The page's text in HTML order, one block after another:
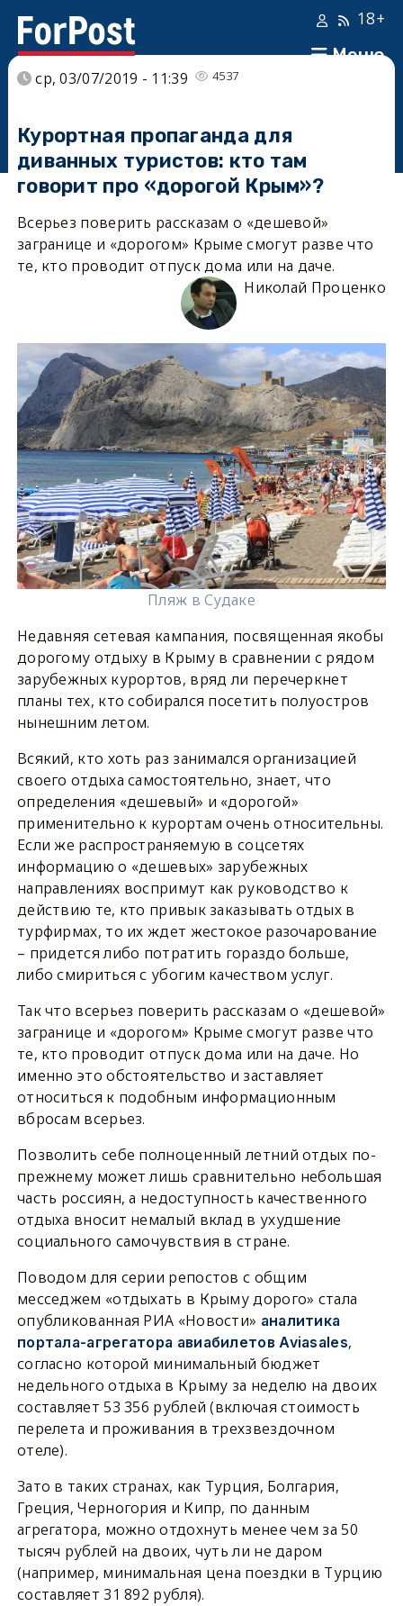
Меню
18+
ср, 03/07/2019 - 11:39 4537
Курортная пропаганда для
диванных туристов: кто там
говорит про «дорогой Крым»?
Всерьез поверить рассказам о «дешевой»
загранице и «дорогом» Крыме смогут разве что
те, кто проводит отпуск дома или на даче.
Николай Проценко
Пляж в Судаке
Недавняя сетевая кампания, посвященная якобы
дорогому отдыху в Крыму в сравнении с рядом
зарубежных курортов, вряд ли перечеркнет
планы тех, кто собирался посетить полуостров
нынешним летом.
Всякий, кто хоть раз занимался организацией
своего отдыха самостоятельно, знает, что
определения «дешевый» и «дорогой»
применительно к курортам очень относительны.
Если же распространяемую в соцсетях
информацию о «дешевых» зарубежных
направлениях воспримут как руководство к
действию те, кто привык заказывать отдых в
турфирмах, то их ждет жестокое разочарование
– придется либо потратить гораздо больше,
либо смириться с убогим качеством услуг.
Так что всерьез поверить рассказам о «дешевой»
загранице и «дорогом» Крыме смогут разве что
те, кто проводит отпуск дома или на даче. Но
именно это обстоятельство и заставляет
относиться к подобным информационным
вбросам всерьез.
Позволить себе полноценный летний отдых по-
прежнему может лишь сравнительно небольшая
часть россиян, а недоступность качественного
отдыха вносит немалый вклад в ухудшение
социального самочувствия в стране.
Поводом для серии репостов с общим
месседжем «отдыхать в Крыму дорого» стала
опубликованная РИА «Новости» аналитика
портала-агрегатора авиабилетов Aviasales,
согласно которой минимальный бюджет
недельного отдыха в Крыму за неделю на двоих
составляет 53 356 рублей (включая стоимость
перелета и проживания в трехзвездочном
отеле).
Зато в таких странах, как Турция, Болгария,
Греция, Черногория и Кипр, по данным
агрегатора, можно отдохнуть менее чем за 50
тысяч рублей на двоих, чуть ли не даром
(например, минимальная цена поездки в Турцию
составляет 31 892 рубля).